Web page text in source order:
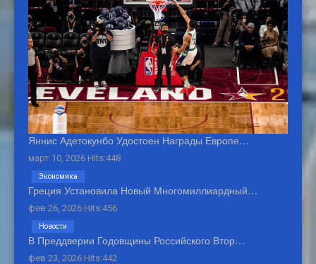
Яннис Адетокунбо Удостоен Награды Европе…
март 10, 2026 Hits:448
Греция Установила Новый Многомиллиардный…
фев 26, 2026 Hits:456
Экономика
В Преддверии Годовщины Российского Втор…
фев 23, 2026 Hits:442
Новости